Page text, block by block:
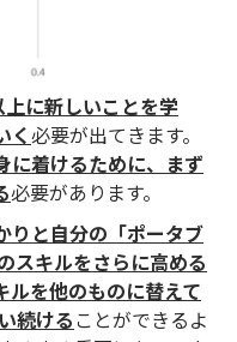
上に新しいことを学
く必要が出てきます。
に着けるために、まず
必要があります。
りと自分の「ポータブ
スキルをさらに高める
ルを他のものに替えて
続ける ことができるよ